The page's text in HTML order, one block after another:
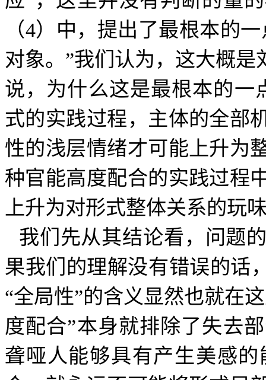
（4）中，提出了最根本的
对象。”我们认为，这大概
说，为什么这是最根本的一
式的实践过程，主体的全部
性的浅层情绪才可能上升为
种官能高度配合的实践过程
上升为对形式整体关系的玩
我们先从其结论看，问题
果我们的理解没有错误的话
“全局性”的含义显然也就在
度配合”本身就排除了失去
聋哑人能够具有产生美感